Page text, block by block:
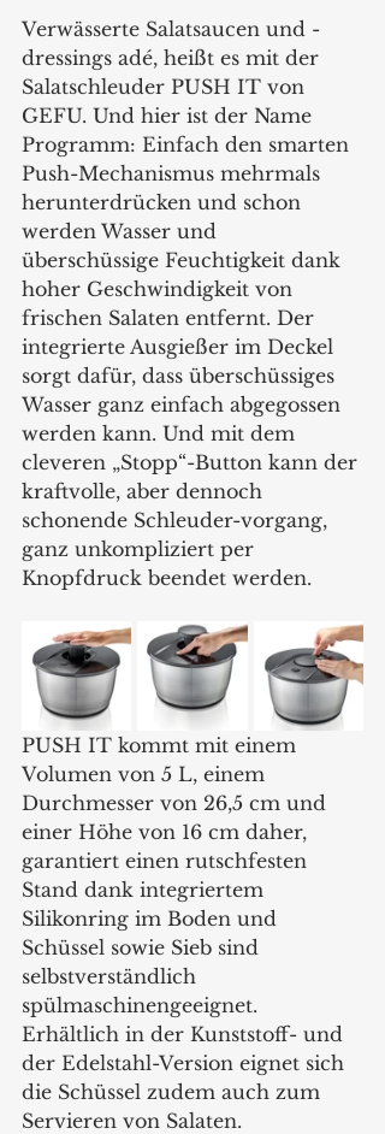
Verwässerte Salatsaucen und -
dressings adé, heißt es mit der
Salatschleuder PUSH IT von
GEFU. Und hier ist der Name
Programm: Einfach den smarten
Push-Mechanismus mehrmals
herunterdrücken und schon
werden Wasser und
überschüssige Feuchtigkeit dank
hoher Geschwindigkeit von
frischen Salaten entfernt. Der
integrierte Ausgießer im Deckel
sorgt dafür, dass überschüssiges
Wasser ganz einfach abgegossen
werden kann. Und mit dem
cleveren „Stopp“-Button kann der
kraftvolle, aber dennoch
schonende Schleuder-vorgang,
ganz unkompliziert per
Knopfdruck beendet werden.
PUSH IT kommt mit einem
Volumen von 5 L, einem
Durchmesser von 26,5 cm und
einer Höhe von 16 cm daher,
garantiert einen rutschfesten
Stand dank integriertem
Silikonring im Boden und
Schüssel sowie Sieb sind
selbstverständlich
spülmaschinengeeignet.
Erhältlich in der Kunststoff- und
der Edelstahl-Version eignet sich
die Schüssel zudem auch zum
Servieren von Salaten.